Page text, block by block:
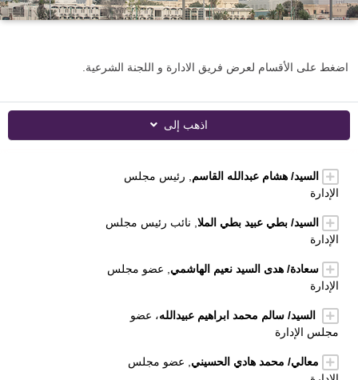
اضغط على الأقسام لعرض فريق الادارة و اللجنة الشرعية.
اذهب إلى
السيد/ هشام عبدالله القاسم, رئيس مجلس
الإدارة
السيد/ بطي عبيد بطي الملا, نائب رئيس مجلس
الإدارة
سعادة/ هدى السيد نعيم الهاشمي, عضو مجلس
الإدارة
السيد/ سالم محمد ابراهيم عبيدالله، عضو
مجلس الإدارة
معالي/ محمد هادي الحسيني, عضو مجلس